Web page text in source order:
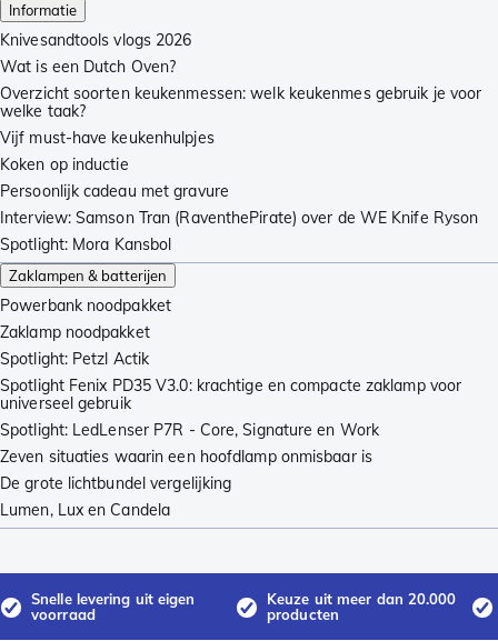
Informatie
Knivesandtools vlogs 2026
Wat is een Dutch Oven?
Overzicht soorten keukenmessen: welk keukenmes gebruik je voor
welke taak?
Vijf must-have keukenhulpjes
Koken op inductie
Persoonlijk cadeau met gravure
Interview: Samson Tran (RaventhePirate) over de WE Knife Ryson
Spotlight: Mora Kansbol
Zaklampen & batterijen
Powerbank noodpakket
Zaklamp noodpakket
Spotlight: Petzl Actik
Spotlight Fenix PD35 V3.0: krachtige en compacte zaklamp voor
universeel gebruik
Spotlight: LedLenser P7R - Core, Signature en Work
Zeven situaties waarin een hoofdlamp onmisbaar is
De grote lichtbundel vergelijking
Lumen, Lux en Candela
Snelle levering uit eigen
voorraad
Keuze uit meer dan 20.000
producten